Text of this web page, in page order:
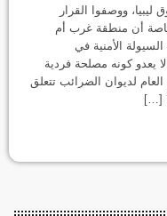
ووصفوا القرار
أن منطقة غرب أم
الأمنية في
يعدو كونه مصلحة فردية
لديوان الضرائب تتعلق
[…]